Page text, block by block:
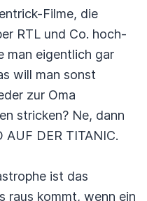
Filme, die
RTL und Co. hoch-
man eigentlich gar
will man sonst
zur Oma
stricken? Ne, dann
DER TITANIC.
ist das
raus kommt, wenn ein